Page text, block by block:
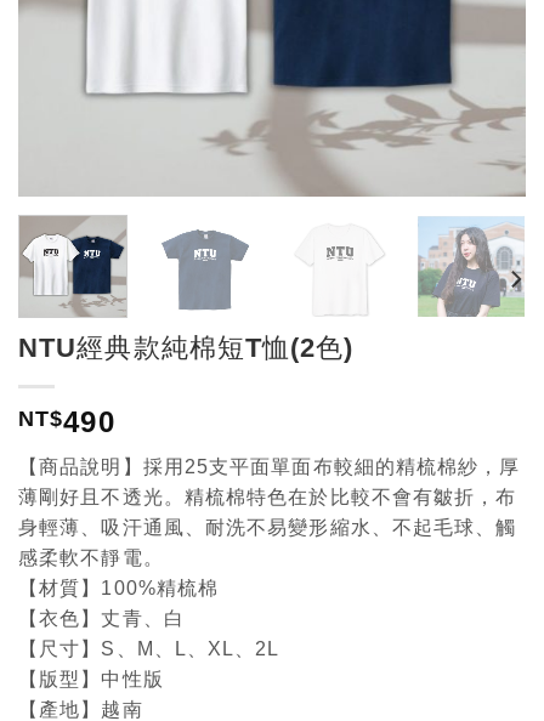
NTU經典款純棉短T恤(2色)
NT$490
【商品說明】採用25支平面單面布較細的精梳棉紗，厚
薄剛好且不透光。精梳棉特色在於比較不會有皺折，布
身輕薄、吸汗通風、耐洗不易變形縮水、不起毛球、觸
感柔軟不靜電。
【材質】100%精梳棉
【衣色】丈青、白
【尺寸】S、M、L、XL、2L
【版型】中性版
【產地】越南